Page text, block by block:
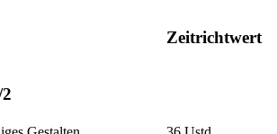
Zeitrichtwert